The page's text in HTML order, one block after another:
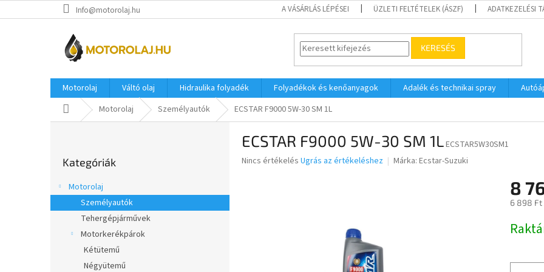
a
Info@motorolaj.hu A VÁSÁRLÁS LÉPÉSEI ÜZLETI FELTÉTELEK (ÁSZF) ADATKEZELÉSI
KERESÉS
Motorolaj Váltó olaj Hidraulika folyadék Folyadékok és kenőanyagok Adalék és technikai spray
KezdőlapMotorolaj Személyautók ECSTAR F9000 5W-30 SM 1L
s
ó
átugrása
Kategóriák
Motorolaj
Személyautók
Tehergépjárművek
Motorkerékpárok
Kétütemű
Négyütemű
ECSTAR F9000 5W-30 SM 1LECSTAR5W30SM1
A
Nincs értékelés Ugrás az értékeléshez Márka: Ecstar-Suzuki
8
6 898 Ft